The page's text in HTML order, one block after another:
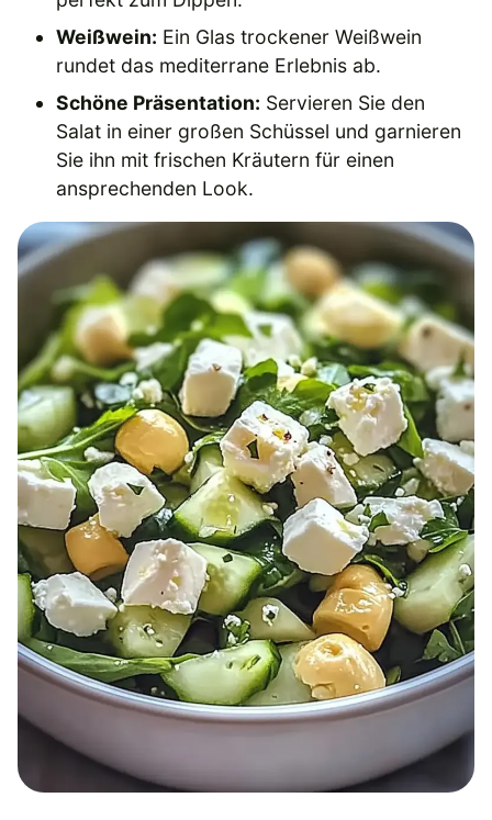
Weißwein: Ein Glas trockener Weißwein
rundet das mediterrane Erlebnis ab.
Schöne Präsentation: Servieren Sie den
Salat in einer großen Schüssel und garnieren
Sie ihn mit frischen Kräutern für einen
ansprechenden Look.